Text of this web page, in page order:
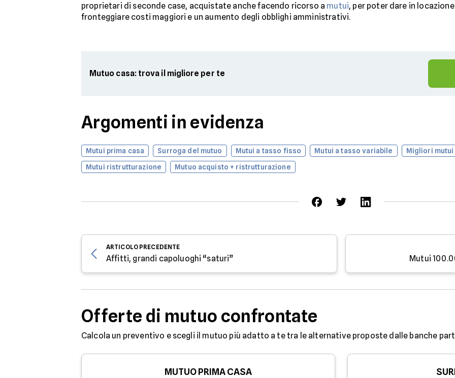
proprietari di seconde case, acquistate anche facendo ricorso a mutui, per poter dare in
fronteggiare costi maggiori e un aumento degli obblighi amministrativi.
Mutuo casa: trova il migliore per te
Argomenti in evidenza
Mutui prima casa Surroga del mutuo Mutui a tasso fisso Mutui a tasso variabile Migliori
Mutui ristrutturazione
Mutuo acquisto + ristrutturazione
ARTICOLO PRECEDENTE
Affitti, grandi capoluoghi “saturi” Mutui
Offerte di mutuo confrontate
Calcola un preventivo e scegli il mutuo più adatto a te tra le alternative proposte dalle banche
MUTUO PRIMA CASA